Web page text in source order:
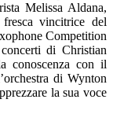
Melissa Aldana,
vincitrice del
Competition
di Christian
conoscenza con il
di Wynton
la sua voce